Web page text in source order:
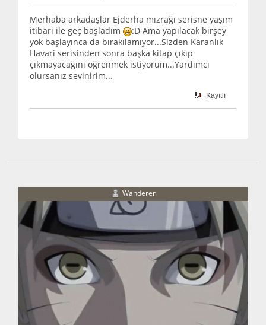
Merhaba arkadaşlar Ejderha mızrağı serisne yaşım
itibari ile geç başladım
:D Ama yapılacak birşey
yok başlayınca da bırakılamıyor...Sizden Karanlık
Havari serisinden sonra başka kitap çıkıp
çıkmayacağını öğrenmek istiyorum...Yardımcı
olursanız sevinirim...
Kayıtlı
Wanderer